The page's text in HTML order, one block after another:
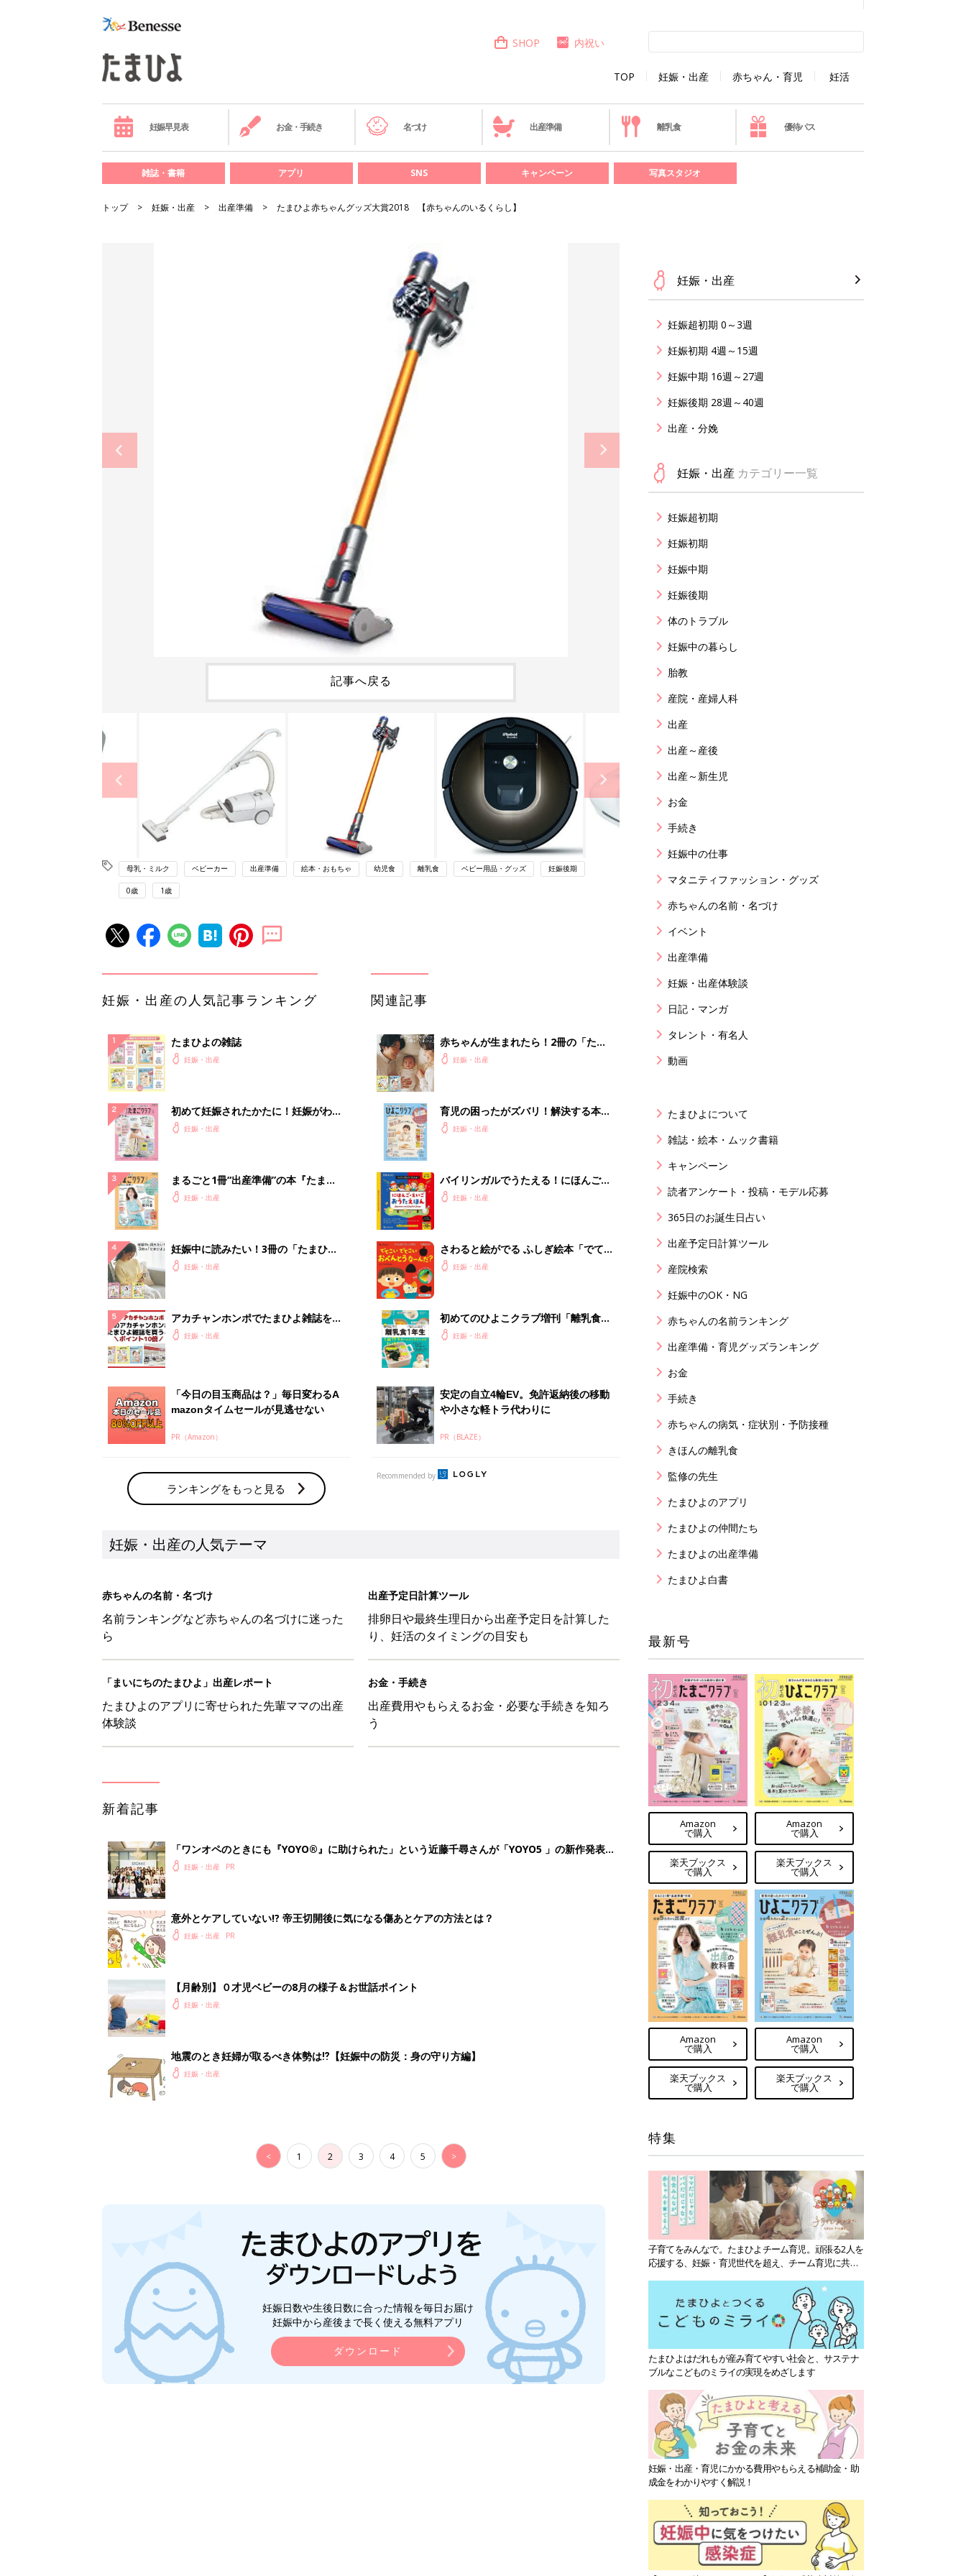
TOP 妊娠・出産 赤ちゃん・育児 妊活
SHOP 内祝い
妊娠早見表 お金・手続き 名づけ 出産準備 離乳食 優待パス
雑誌・書籍 アプリ SNS キャンペーン 写真スタジオ
トップ 妊娠・出産 出産準備 たまひよ赤ちゃんグッズ大賞2018 【赤ちゃんのいるくらし】
記事へ戻る
母乳・ミルク ベビーカー 出産準備 絵本・おもちゃ 幼児食 離乳食 ベビー用品・グッズ 妊娠後期
0歳 1歳
妊娠・出産の人気記事ランキング
たまひよの雑誌
妊娠・出産
初めて妊娠されたかたに！妊娠がわか
ったら最初に読む本『初めてのたまご
妊娠・出産
まるごと1冊“出産準備”の本『たまご
クラブ 夏号』〈スペシャル大特集〉
妊娠・出産
妊娠中に読みたい！3冊の「たまひ
よ」妊娠・出産
アカチャンホンポでたまひよ雑誌を買
うとポイント10倍【期間限定】
妊娠・出産
「今日の目玉商品は？」毎日変わるA
mazonタイムセールが見逃せない
PR（Amazon）
ランキングをもっと見る
関連記事
赤ちゃんが生まれたら！2冊の「たま
ひよ」
妊娠・出産
育児の困ったがズバリ！解決する本
『ひよこクラブ 秋号』 4カ月～2才
妊娠・出産
バイリンガルでうたえる！にほんご
えいご おうたえほん（たまひよ おう
妊娠・出産
さわると絵がでる ふしぎ絵本「でて
こい でてこい おべんとうなーん
妊娠・出産
初めてのひよこクラブ増刊「離乳食1
年生 1皿作るだけ！オールインワン​レ
妊娠・出産
安定の自立4輪EV。免許返納後の移動
や小さな軽トラ代わりに
PR（BLAZE）
Recommended by
妊娠・出産の人気テーマ
赤ちゃんの名前・名づけ
名前ランキングなど赤ちゃんの名づけに迷った
ら
出産予定日計算ツール
排卵日や最終生理日から出産予定日を計算した
り、妊活のタイミングの目安も
「まいにちのたまひよ」出産レポート
たまひよのアプリに寄せられた先輩ママの出産
体験談
お金・手続き
出産費用やもらえるお金・必要な手続きを知ろ
う
新着記事
「ワンオペのときにも『YOYO®』に助けられた」という近藤千尋さんが「YOYO5 」の新作発表
会に登場。「YOYO®」を愛用し続けている魅力とは!?
妊娠・出産
意外とケアしていない!? 帝王切開後に気になる傷あとケアの方法とは？
妊娠・出産
【月齢別】０才児ベビーの8月の様子＆お世話ポイント
妊娠・出産
地震のとき妊婦が取るべき体勢は⁉︎【妊娠中の防災：身の守り方編】
妊娠・出産
< 1 2 3 4 5 >
妊娠日数や生後日数に合った情報を毎日お届け
妊娠中から産後まで長く使える無料アプリ
ダウンロード
妊娠・出産
妊娠超初期 0～3週
妊娠初期 4週～15週
妊娠中期 16週～27週
妊娠後期 28週～40週
出産・分娩
妊娠・出産 カテゴリー一覧
妊娠超初期
妊娠初期
妊娠中期
妊娠後期
体のトラブル
妊娠中の暮らし
胎教
産院・産婦人科
出産
出産～産後
出産～新生児
お金
手続き
妊娠中の仕事
マタニティファッション・グッズ
赤ちゃんの名前・名づけ
イベント
出産準備
妊娠・出産体験談
日記・マンガ
タレント・有名人
動画
たまひよについて
雑誌・絵本・ムック書籍
キャンペーン
読者アンケート・投稿・モデル応募
365日のお誕生日占い
出産予定日計算ツール
産院検索
妊娠中のOK・NG
赤ちゃんの名前ランキング
出産準備・育児グッズランキング
お金
手続き
赤ちゃんの病気・症状別・予防接種
きほんの離乳食
監修の先生
たまひよのアプリ
たまひよの仲間たち
たまひよの出産準備
たまひよ白書
最新号
Amazon
で購入
楽天ブックス
で購入
Amazon
で購入
楽天ブックス
で購入
Amazon
で購入
楽天ブックス
で購入
Amazon
で購入
楽天ブックス
で購入
特集
子育てをみんなで。たまひよチーム育児。頑張る2人を
応援する、妊娠・育児世代を超え、チーム育児に共感
たまひよはだれもが産み育てやすい社会と、サステナ
ブルなこどものミライの実現をめざします
妊娠・出産・育児にかかる費用やもらえる補助金・助
成金をわかりやすく解説！